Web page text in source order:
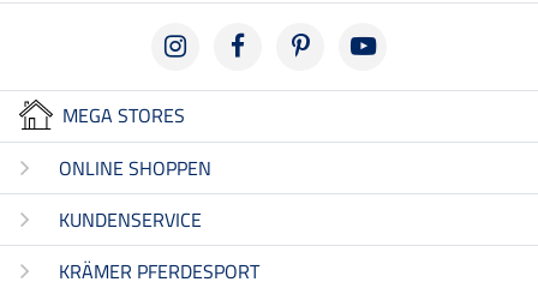
MEGA STORES
ONLINE SHOPPEN
KUNDENSERVICE
KRÄMER PFERDESPORT